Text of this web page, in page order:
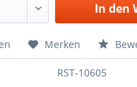
In den
Merken
RST-10605